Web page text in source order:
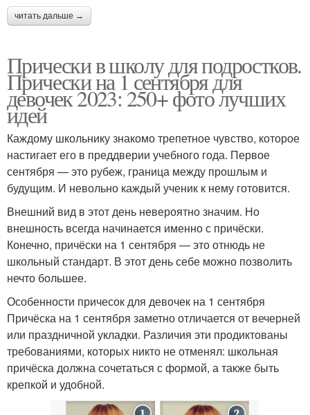
читать дальше →
Прически в школу для подростков.
Прически на 1 сентября для
девочек 2023: 250+ фото лучших
идей
Каждому школьнику знакомо трепетное чувство, которое
настигает его в преддверии учебного года. Первое
сентября — это рубеж, граница между прошлым и
будущим. И невольно каждый ученик к нему готовится.
Внешний вид в этот день невероятно значим. Но
внешность всегда начинается именно с причёски.
Конечно, причёски на 1 сентября — это отнюдь не
школьный стандарт. В этот день себе можно позволить
нечто большее.
Особенности причесок для девочек на 1 сентября
Причёска на 1 сентября заметно отличается от вечерней
или праздничной укладки. Различия эти продиктованы
требованиями, которых никто не отменял: школьная
причёска должна сочетаться с формой, а также быть
крепкой и удобной.